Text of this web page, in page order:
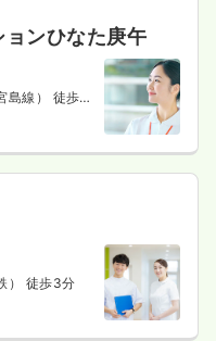
ンひなた庚午
島線） 徒歩5
） 徒歩3分